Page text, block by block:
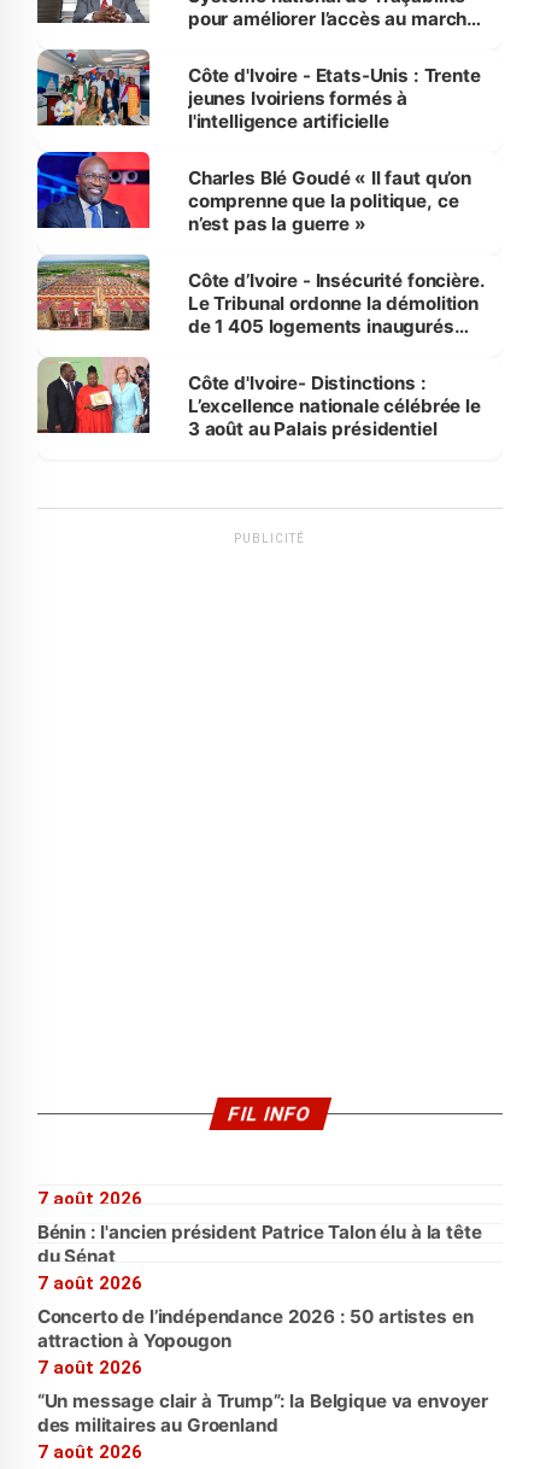
pour améliorer l’accès au marché
Côte d'Ivoire - Etats-Unis : Trente
jeunes Ivoiriens formés à
l'intelligence artificielle
Charles Blé Goudé « Il faut qu’on
comprenne que la politique, ce
n’est pas la guerre »
Côte d’Ivoire - Insécurité foncière.
Le Tribunal ordonne la démolition
de 1 405 logements inaugurés
Bassam
Côte d'Ivoire- Distinctions :
L’excellence nationale célébrée le
3 août au Palais présidentiel
PUBLICITÉ
FIL INFO
7 août 2026
Bénin : l'ancien président Patrice Talon élu à la tête
du Sénat
7 août 2026
Concerto de l’indépendance 2026 : 50 artistes en
attraction à Yopougon
7 août 2026
“Un message clair à Trump”: la Belgique va envoyer
des militaires au Groenland
7 août 2026